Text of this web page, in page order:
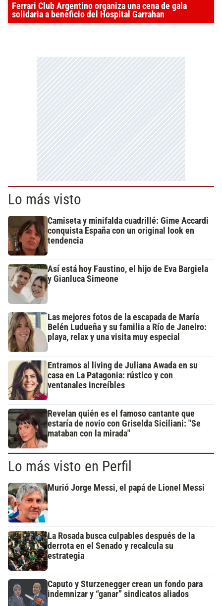
Ferrari Club Argentino organiza una cena de gala
solidaria a beneficio del Hospital Garrahan
Lo más visto
Camiseta y minifalda cuadrillé: Gime Accardi
conquista España con un original look en
tendencia
Así está hoy Faustino, el hijo de Eva Bargiela
y Gianluca Simeone
Las mejores fotos de la escapada de María
Belén Ludueña y su familia a Río de Janeiro:
playa, relax y una visita muy especial
Entramos al living de Juliana Awada en su
casa en La Patagonia: rústico y con
ventanales increíbles
Revelan quién es el famoso cantante que
estaría de novio con Griselda Siciliani: "Se
mataban con la mirada"
Lo más visto en Perfil
Murió Jorge Messi, el papá de Lionel Messi
La Rosada busca culpables después de la
derrota en el Senado y recalcula su
estrategia
Caputo y Sturzenegger crean un fondo para
indemnizar y “ganar” sindicatos aliados